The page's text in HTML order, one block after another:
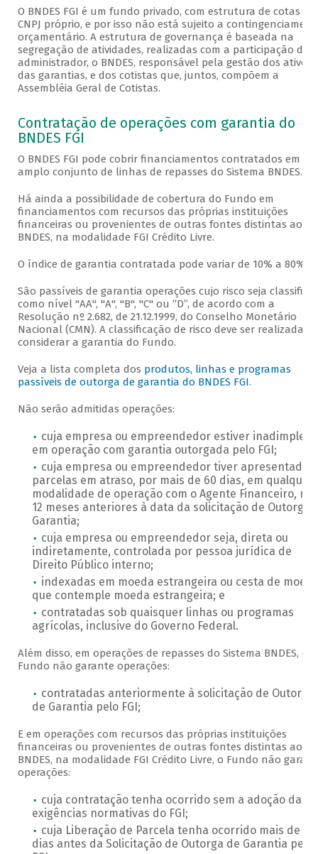
O BNDES FGI é um fundo privado, com estrutura de cotas e
CNPJ próprio, e por isso não está sujeito a
orçamentário. A estrutura de governança é baseada na
segregação de atividades, realizadas com a participação de
administrador, o BNDES, responsável pela gestão dos ativos
das garantias, e dos cotistas que, juntos, compõem a
Assembléia Geral de Cotistas.
Contratação de operações com garantia do
BNDES FGI
O BNDES FGI pode cobrir financiamentos contratados em
amplo conjunto de linhas de repasses do Sistema BNDES.
Há ainda a possibilidade de cobertura do Fundo em
financiamentos com recursos das próprias instituições
financeiras ou provenientes de outras fontes distintas ao
BNDES, na modalidade FGI Crédito Livre.
O índice de garantia contratada pode variar de 10% a 80%.
São passíveis de garantia operações cujo risco seja
como nível "AA", "A", "B", "C" ou “D”, de acordo com a
Resolução nº 2.682, de 21.12.1999, do Conselho Monetário
Nacional (CMN). A classificação de risco deve ser realizada
considerar a garantia do Fundo.
Veja a lista completa dos produtos, linhas e programas
passíveis de outorga de garantia do BNDES FGI.
Não serão admitidas operações:
cuja empresa ou empreendedor estiver
em operação com garantia outorgada pelo FGI;
cuja empresa ou empreendedor tiver apresentado
parcelas em atraso, por mais de 60 dias, em qualquer
modalidade de operação com o Agente Financeiro, nos
12 meses anteriores à data da solicitação de Outorga
Garantia;
cuja empresa ou empreendedor seja, direta ou
indiretamente, controlada por pessoa jurídica de
Direito Público interno;
indexadas em moeda estrangeira ou cesta de
que contemple moeda estrangeira; e
contratadas sob quaisquer linhas ou programas
agrícolas, inclusive do Governo Federal.
Além disso, em operações de repasses do Sistema BNDES, o
Fundo não garante operações:
contratadas anteriormente à solicitação de Outorga
de Garantia pelo FGI;
E em operações com recursos das próprias instituições
financeiras ou provenientes de outras fontes distintas ao
BNDES, na modalidade FGI Crédito Livre, o Fundo não
operações:
cuja contratação tenha ocorrido sem a adoção das
exigências normativas do FGI;
cuja Liberação de Parcela tenha ocorrido mais de 30
dias antes da Solicitação de Outorga de Garantia pelo